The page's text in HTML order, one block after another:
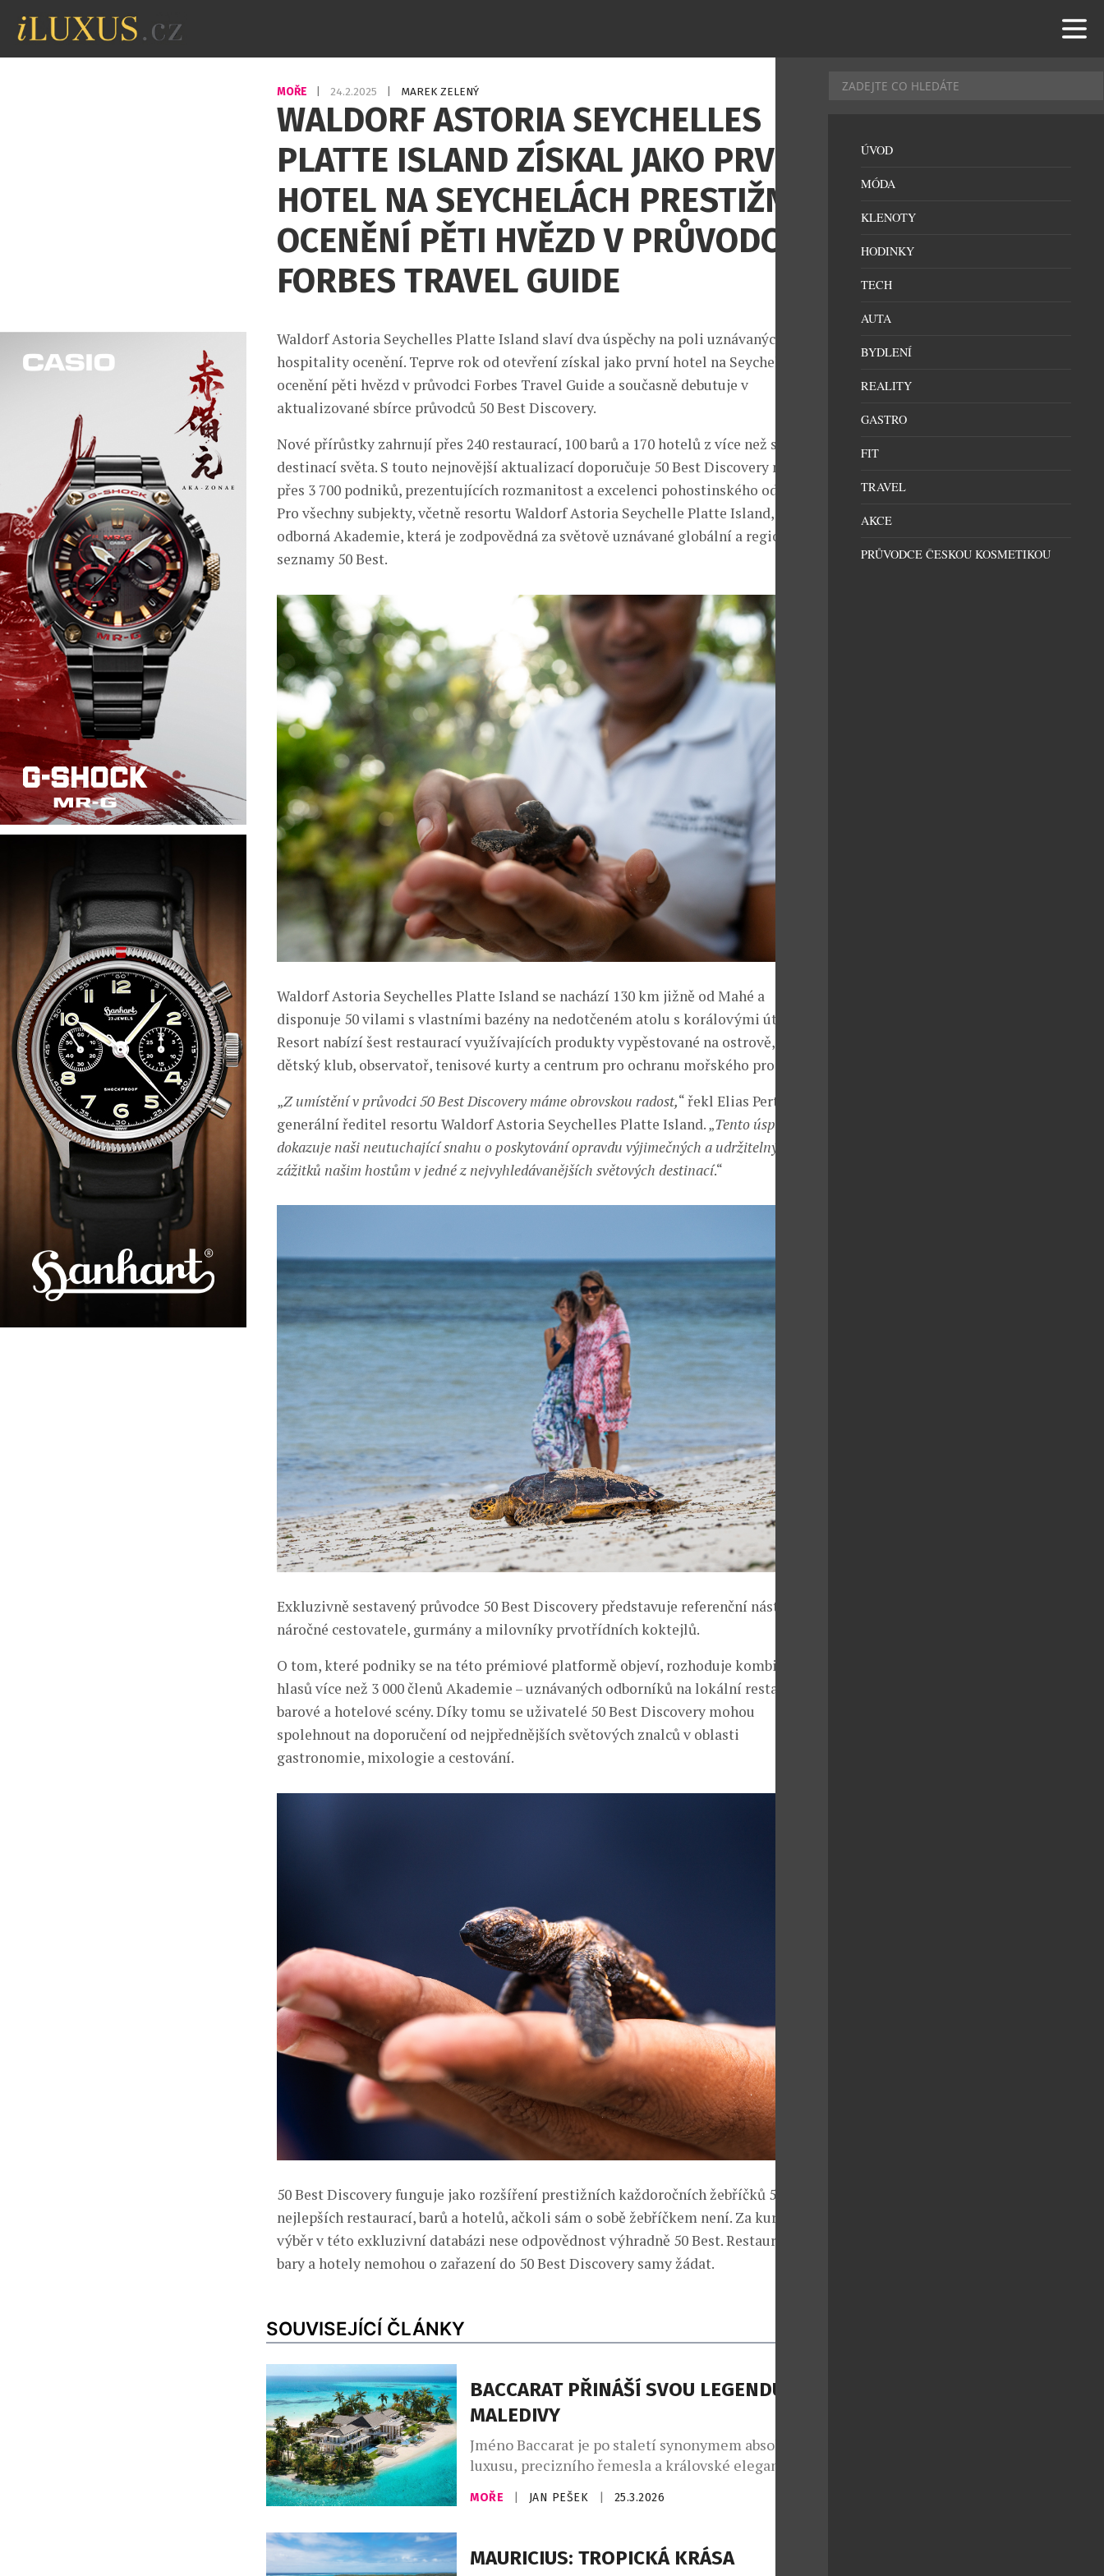
MOŘE 24.2.2025 MAREK ZELENÝ
WALDORF ASTORIA SEYCHELLES
PLATTE ISLAND ZÍSKAL JAKO PRVNÍ
HOTEL NA SEYCHELÁCH PRESTIŽNÍ
OCENĚNÍ PĚTI HVĚZD V PRŮVODCI
FORBES TRAVEL GUIDE
Waldorf Astoria Seychelles Platte Island slaví dva úspěchy na poli uznávaných
hospitality ocenění. Teprve rok od otevření získal jako první hotel na Seychelách
ocenění pěti hvězd v průvodci Forbes Travel Guide a současně debutuje v
aktualizované sbírce průvodců 50 Best Discovery.
Nové přírůstky zahrnují přes 240 restaurací, 100 barů a 170 hotelů z více než stovky
destinací světa. S touto nejnovější aktualizací doporučuje 50 Best Discovery nyní
přes 3 700 podniků, prezentujících rozmanitost a excelenci pohostinského odvětví.
Pro všechny subjekty, včetně resortu Waldorf Astoria Seychelle Platte Island, hlasuje
odborná Akademie, která je zodpovědná za světově uznávané globální a regionální
seznamy 50 Best.
Waldorf Astoria Seychelles Platte Island se nachází 130 km jižně od Mahé a
disponuje 50 vilami s vlastními bazény na nedotčeném atolu s korálovými útesy.
Resort nabízí šest restaurací využívajících produkty vypěstované na ostrově, spa,
dětský klub, observatoř, tenisové kurty a centrum pro ochranu mořského prostředí.
„Z umístění v průvodci 50 Best Discovery máme obrovskou radost,“ řekl Elias Pertoft,
generální ředitel resortu Waldorf Astoria Seychelles Platte Island. „Tento úspěch
dokazuje naši neutuchající snahu o poskytování opravdu výjimečných a udržitelných
zážitků našim hostům v jedné z nejvyhledávanějších světových destinací.“
Exkluzivně sestavený průvodce 50 Best Discovery představuje referenční nástroj pro
náročné cestovatele, gurmány a milovníky prvotřídních koktejlů.
O tom, které podniky se na této prémiové platformě objeví, rozhoduje kombinace
hlasů více než 3 000 členů Akademie – uznávaných odborníků na lokální restaurační,
barové a hotelové scény. Díky tomu se uživatelé 50 Best Discovery mohou
spolehnout na doporučení od nejpřednějších světových znalců v oblasti
gastronomie, mixologie a cestování.
50 Best Discovery funguje jako rozšíření prestižních každoročních žebříčků 50
nejlepších restaurací, barů a hotelů, ačkoli sám o sobě žebříčkem není. Za kurátorský
výběr v této exkluzivní databázi nese odpovědnost výhradně 50 Best. Restaurace,
bary a hotely nemohou o zařazení do 50 Best Discovery samy žádat.
SOUVISEJÍCÍ ČLÁNKY
BACCARAT PŘINÁŠÍ SVOU LEGENDU NA
MALEDIVY
Jméno Baccarat je po staletí synonymem absolutního
luxusu, precizního řemesla a královské elegance.
Francouzská značka, proslulá především svým
ikonickým křišťálem, zdobila paláce evropské
osobností. Postupně však její svět přesáhl hranice
designu a vstoupil i do oblasti hospitality, kde
MOŘE JAN PEŠEK 25.3.2026
MAURICIUS: TROPICKÁ KRÁSA
ÚVOD
MÓDA
KLENOTY
HODINKY
TECH
AUTA
BYDLENÍ
REALITY
GASTRO
FIT
TRAVEL
AKCE
PRŮVODCE ČESKOU KOSMETIKOU